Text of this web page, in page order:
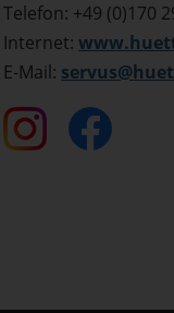
Telefon: +49 (0)170
Internet:
E-Mail: